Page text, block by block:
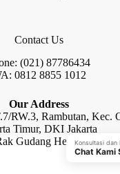
Contact Us
(021) 87786434
0812 8855 1012
Our Address
RW.3, Rambutan, Kec.
Timur, DKI Jakarta
Gudang Heayy Duty
Konsultasi dan
Chat Kami